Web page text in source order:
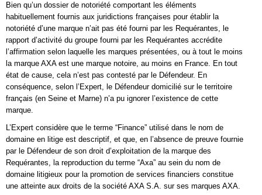
Bien qu’un dossier de notoriété comportant les éléments
habituellement fournis aux juridictions françaises pour établir la
notoriété d’une marque n’ait pas été fourni par les Requérantes, le
rapport d’activité du groupe fourni par les Requérantes accrédite
l’affirmation selon laquelle les marques présentées, ou à tout le moins
la marque AXA est une marque notoire, au moins en France. En tout
état de cause, cela n’est pas contesté par le Défendeur. En
conséquence, selon l’Expert, le Défendeur domicilié sur le territoire
français (en Seine et Marne) n’a pu ignorer l’existence de cette
marque.
L’Expert considère que le terme “Finance” utilisé dans le nom de
domaine en litige est descriptif, et que, en l’absence de preuve fournie
par le Défendeur de son droit d’exploitation de la marque des
Requérantes, la reproduction du terme “Axa” au sein du nom de
domaine litigieux pour la promotion de services financiers constitue
une atteinte aux droits de la société AXA S.A. sur ses marques AXA.